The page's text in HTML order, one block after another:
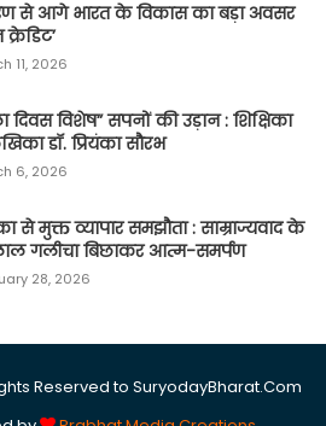
से आगे भारत के विकास का बड़ा अवसर
क्रेडिट’
11, 2026
दिवस विशेष” सपनों की उड़ान : शिक्षिका
डॉ. प्रियंका सौरभ
6, 2026
से मुक्त व्यापार समझौता : साम्राज्यवाद के
गलीचा बिछाकर आत्म-समर्पण
28, 2026
Reserved to SuryodayBharat.Com